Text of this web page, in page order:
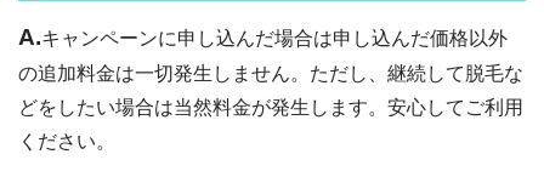
A.キャンペーンに申し込んだ場合は申し込んだ価格以外
の追加料金は一切発生しません。ただし、継続して脱毛な
どをしたい場合は当然料金が発生します。安心してご利用
ください。